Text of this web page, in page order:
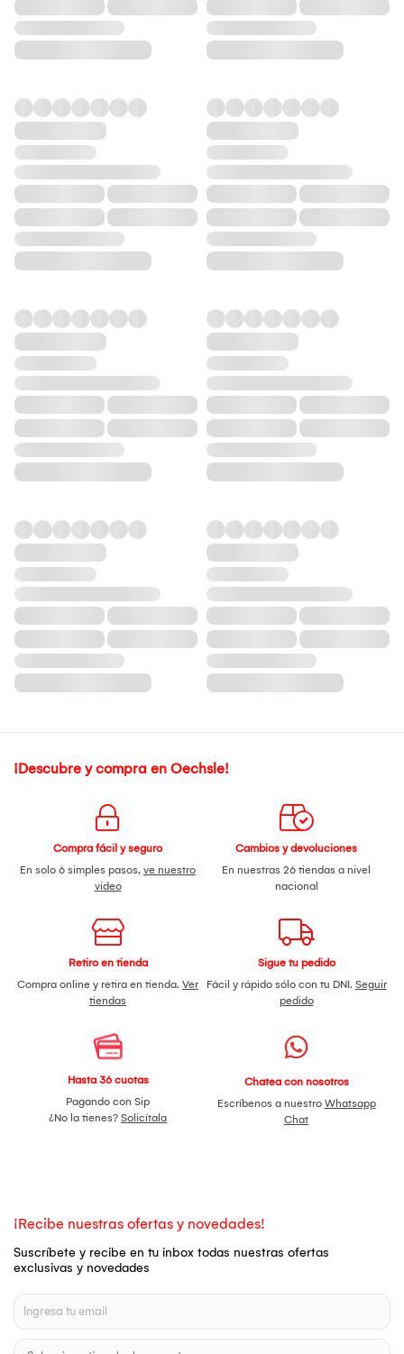
¡Descubre y compra en Oechsle!
Compra fácil y seguro
En solo 6 simples pasos, ve nuestro
video
Cambios y devoluciones
En nuestras 26 tiendas a nivel
nacional
Retiro en tienda
Compra online y retira en tienda. Ver
tiendas
Sigue tu pedido
Fácil y rápido sólo con tu DNI. Seguir
pedido
Hasta 36 cuotas
Pagando con Sip
¿No la tienes? Solicítala
Chatea con nosotros
Escríbenos a nuestro Whatsapp
Chat
¡Recibe nuestras ofertas y novedades!
Suscríbete y recibe en tu inbox todas nuestras ofertas
exclusivas y novedades